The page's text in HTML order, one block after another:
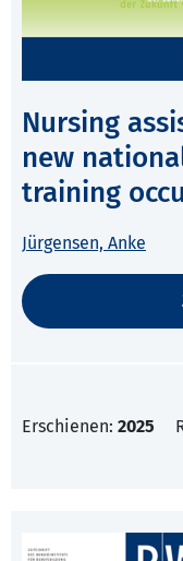
Nursing
new
training
Jürgensen, Anke
Erschienen: 2025